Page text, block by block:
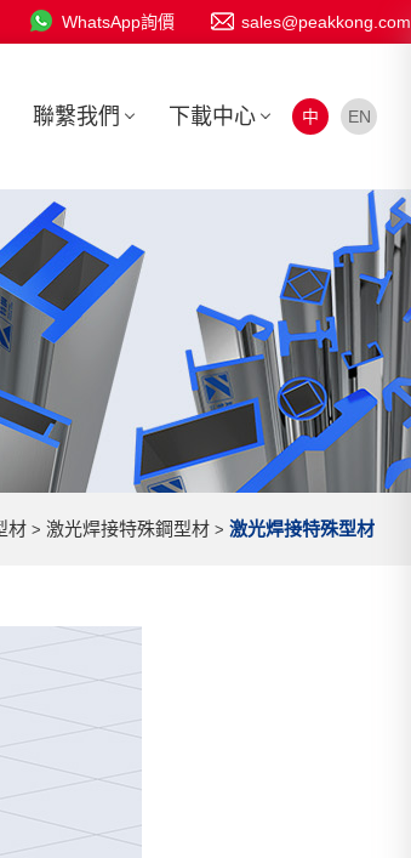
sales@peakkong.com
WhatsApp詢價
聯繫我們 下載中心 中 EN
材 > 激光焊接特殊鋼型材 > 激光焊接特殊型材